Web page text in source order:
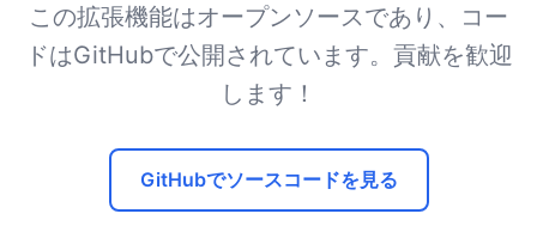
この拡張機能はオープンソースであり、コー
ドはGitHubで公開されています。貢献を歓迎
します！
GitHubでソースコードを見る